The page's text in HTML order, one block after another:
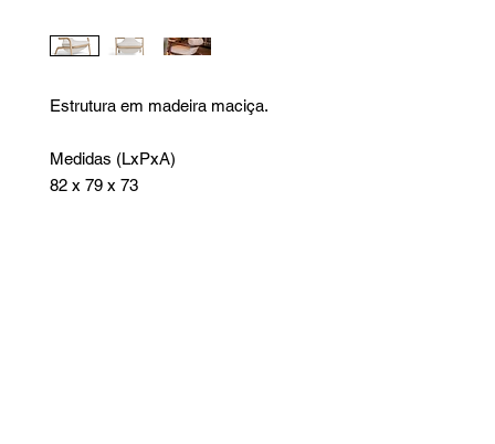
Estrutura em madeira maciça.
Medidas (LxPxA)
82 x 79 x 73